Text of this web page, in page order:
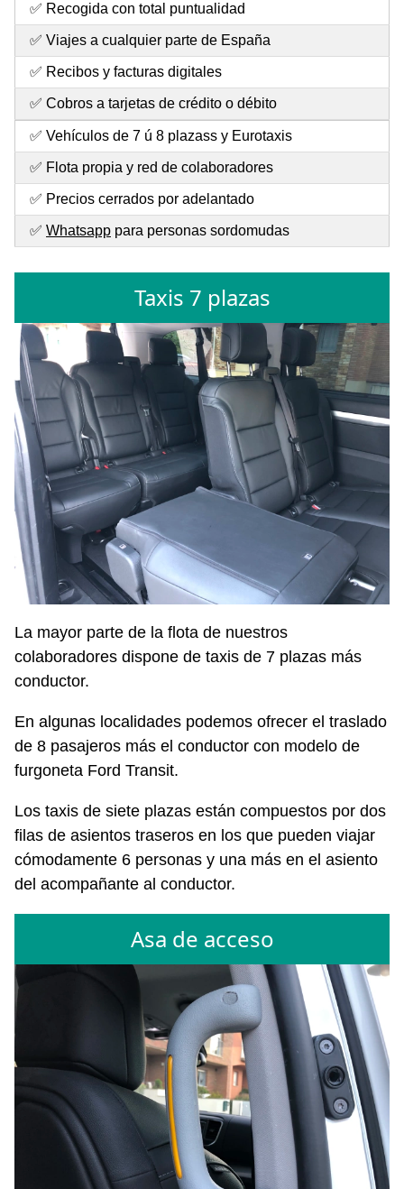
✅ Recogida con total puntualidad
✅ Viajes a cualquier parte de España
✅ Recibos y facturas digitales
✅ Cobros a tarjetas de crédito o débito
✅ Vehículos de 7 ú 8 plazass y Eurotaxis
✅ Flota propia y red de colaboradores
✅ Precios cerrados por adelantado
✅ Whatsapp para personas sordomudas
Taxis 7 plazas
La mayor parte de la flota de nuestros
colaboradores dispone de taxis de 7 plazas más
conductor.
En algunas localidades podemos ofrecer el traslado
de 8 pasajeros más el conductor con modelo de
furgoneta Ford Transit.
Los taxis de siete plazas están compuestos por dos
filas de asientos traseros en los que pueden viajar
cómodamente 6 personas y una más en el asiento
del acompañante al conductor.
Asa de acceso